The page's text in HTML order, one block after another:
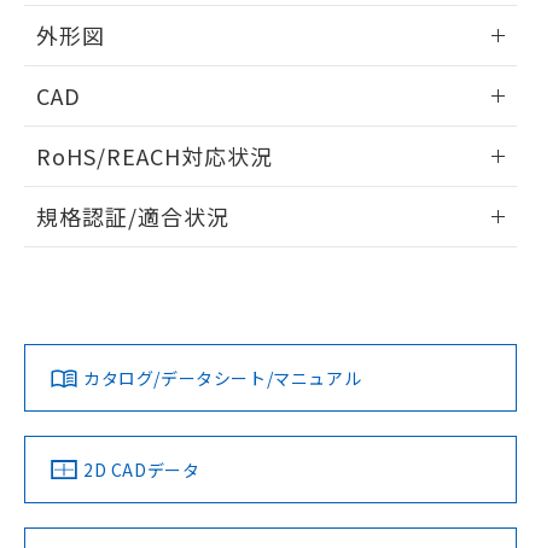
外形図
取りつけ穴加工図
CAD
ドすることができます。
ログイン/会員登録
ダウンロードデータをご利用いただく前に、以下を必ずお読
みください。
ソフトウェアの使用条件
RoHS/REACH対応状況
EU RoHS 注意事項・凡例
対応済み
中国 RoHS 注意事項・凡例
規格認証/適合状況
LR型式承認
（イギリス
船舶規格）
DNV型式承認
（ノルウェー
BV型式承認
（フランス
KR型式
（韓国
No No No No
カタログ/データシート/マニュアル
2D CADデータ
荷製品に未対応品が混在することから備考
欄に対応日を記載しておりました。
既に当社にて対応品への在庫切替を完了